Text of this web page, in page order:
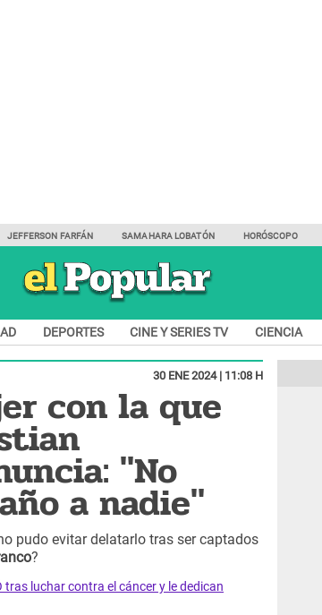
JEFFERSON FARFÁN SAMAHARA LOBATÓN HORÓSCOPO
DEPORTES CINE Y SERIES TV CIENCIA
30 ENE 2024 | 11:08 H
con la que
"No
a nadie"
pudo evitar delatarlo tras ser captados
?
tras luchar contra el cáncer y le dedican